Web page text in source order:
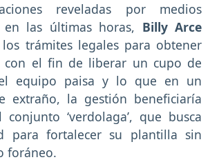
reveladas por medios
en las últimas horas, Billy Arce
trámites legales para obtener
con el fin de liberar un cupo de
equipo paisa y lo que en un
extraño, la gestión beneficiaría
‘verdolaga’, que busca
para fortalecer su plantilla sin
foráneo.